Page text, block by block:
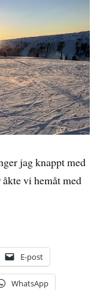
jag knappt med
vi hemåt med
E-post
WhatsApp